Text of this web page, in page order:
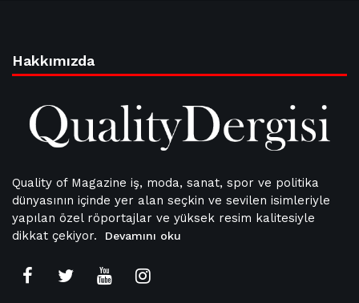
Hakkımızda
Quality of Magazine iş, moda, sanat, spor ve politika
dünyasının içinde yer alan seçkin ve sevilen isimleriyle
yapılan özel röportajlar ve yüksek resim kalitesiyle
dikkat çekiyor.
Devamını oku